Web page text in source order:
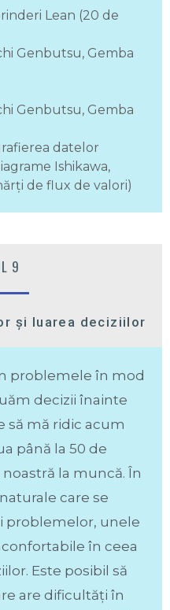
Lean (20 de
Genbutsu, Gemba
Genbutsu, Gemba
datelor
Ishikawa,
de flux de valori)
9
și luarea deciziilor
problemele în mod
decizii înainte
să mă ridic acum
până la 50 de
la muncă. În
care se
problemelor, unele
în ceea
Este posibil să
are dificultăți în